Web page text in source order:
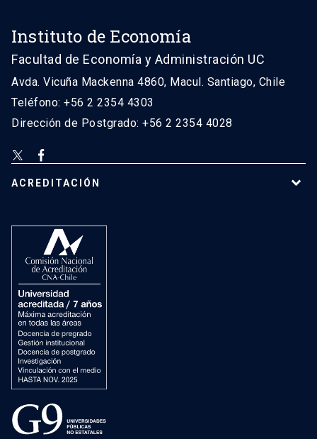
Instituto de Economía
Facultad de Economía y Administración UC
Avda. Vicuña Mackenna 4860, Macul. Santiago, Chile
Teléfono: +56 2 2354 4303
Dirección de Postgrado: +56 2 2354 4028
ACREDITACIÓN